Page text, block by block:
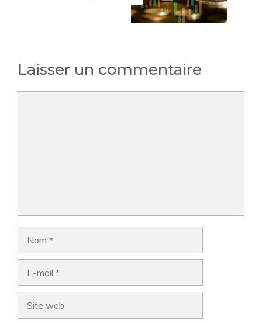
Laisser un commentaire